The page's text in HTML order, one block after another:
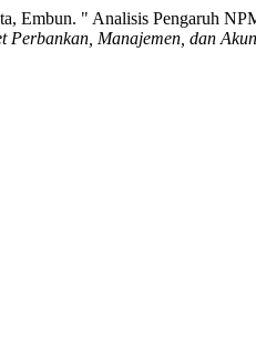
Embun. " Analisis Pengaruh
Perbankan, Manajemen, dan